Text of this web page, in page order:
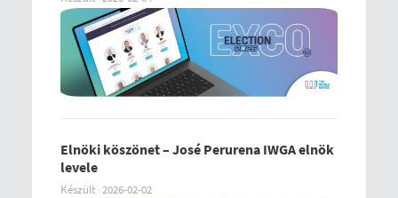
Elnöki köszönet – José Perurena IWGA elnök
levele
Készült 2026-02-02